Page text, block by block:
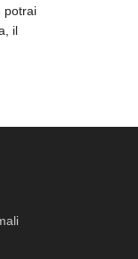
potrai
il